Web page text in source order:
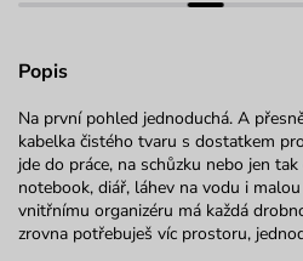
Popis
Na první pohled jednoduchá. A
kabelka čistého tvaru s dostatkem
jde do práce, na schůzku nebo jen
notebook, diář, láhev na vodu i
vnitřnímu organizéru má každá
zrovna potřebuješ víc prostoru,